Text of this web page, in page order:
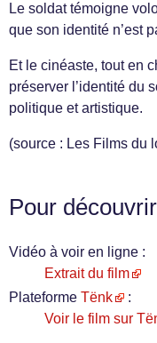
Le soldat témoigne
que son identité n’est
Et le cinéaste, tout en
préserver l’identité du
politique et artistique.
(source : Les Films du
Pour
Vidéo à voir en ligne :
Extrait du film
Plateforme Tënk
:
Voir le film sur